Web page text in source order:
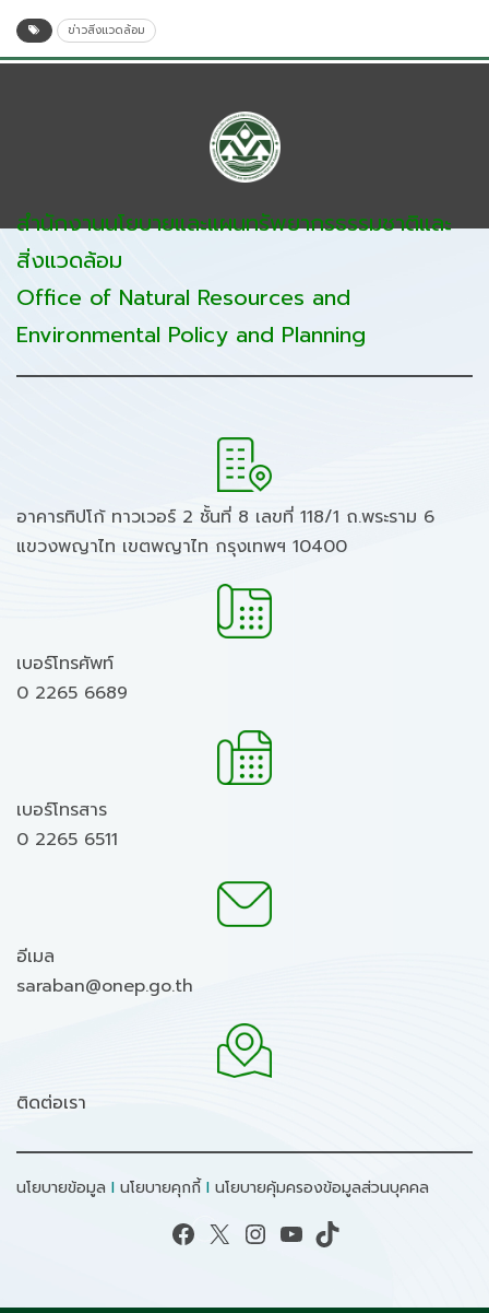
ข่าวสิ่งแวดล้อม
สำนักงานนโยบายและแผนทรัพยากรธรรมชาติและ
สิ่งแวดล้อม
Office of Natural Resources and
Environmental Policy and Planning
อาคารทิปโก้ ทาวเวอร์ 2 ชั้นที่ 8 เลขที่ 118/1 ถ.พระราม 6
แขวงพญาไท เขตพญาไท กรุงเทพฯ 10400
เบอร์โทรศัพท์
0 2265 6689
เบอร์โทรสาร
0 2265 6511
อีเมล
saraban@onep.go.th
ติดต่อเรา
นโยบายข้อมูล I นโยบายคุกกี้ I นโยบายคุ้มครองข้อมูลส่วนบุคคล
Facebook X Instagram YouTube TikTok